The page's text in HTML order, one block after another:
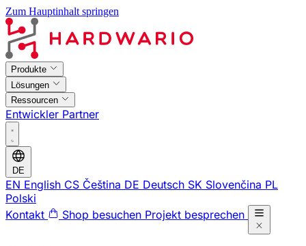
Zum Hauptinhalt springen
Produkte
Lösungen
Ressourcen
Entwickler Partner
DE
EN English CS Čeština DE Deutsch SK Slovenčina PL
Polski
Kontakt
Shop besuchen Projekt besprechen